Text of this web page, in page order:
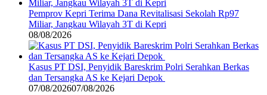
Pemprov Kepri Terima Dana Revitalisasi Sekolah Rp97
Miliar, Jangkau Wilayah 3T di Kepri
08/08/2026
Kasus PT DSI, Penyidik Bareskrim Polri Serahkan Berkas
dan Tersangka AS ke Kejari Depok
07/08/202607/08/2026